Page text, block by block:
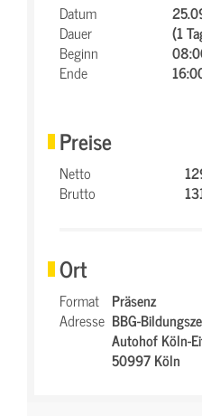
Datum
Dauer
(1
Beginn
Ende
Preise
Netto
Brutto
Ort
Format Präsenz
Adresse BBG-
Autohof Köln-
50997 Köln